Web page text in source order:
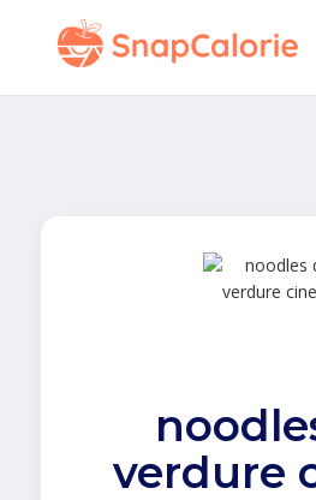
verdure